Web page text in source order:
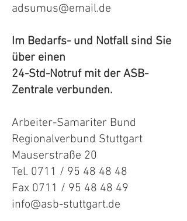
adsumus@email.de
Im Bedarfs- und Notfall sind Sie
über einen
24-Std-Notruf mit der ASB-
Zentrale verbunden.
Arbeiter-Samariter Bund
Regionalverbund Stuttgart
Mauserstraße 20
Tel. 0711 / 95 48 48 48
Fax 0711 / 95 48 48 49
info@asb-stuttgart.de